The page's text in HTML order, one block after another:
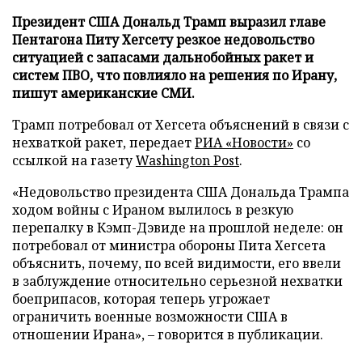
Президент США Дональд Трамп выразил главе
Пентагона Питу Хегсету резкое недовольство
ситуацией с запасами дальнобойных ракет и
систем ПВО, что повлияло на решения по Ирану,
пишут американские СМИ.
Трамп потребовал от Хегсета объяснений в связи с
нехваткой ракет, передаетРИА «Новости» со
ссылкой на газетуWashington Post.
«Недовольство президента США Дональда Трампа
ходом войны с Ираном вылилось в резкую
перепалку в Кэмп-Дэвиде на прошлой неделе: он
потребовал от министра обороны Пита Хегсета
объяснить, почему, по всей видимости, его ввели
в заблуждение относительно серьезной нехватки
боеприпасов, которая теперь угрожает
ограничить военные возможности США в
отношении Ирана», – говорится в публикации.